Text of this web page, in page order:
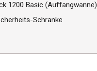
1200 Basic (Auffangwanne)
Schranke